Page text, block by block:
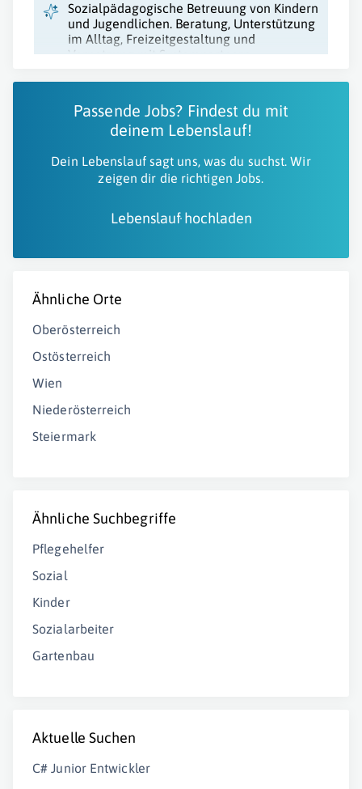
Sozialpädagogische Betreuung von Kindern
und Jugendlichen. Beratung, Unterstützung
im Alltag, Freizeitgestaltung und
Vernetzung mit Systempartnern.
Passende Jobs? Findest du mit
deinem Lebenslauf!
Dein Lebenslauf sagt uns, was du suchst. Wir
zeigen dir die richtigen Jobs.
Lebenslauf hochladen
Ähnliche Orte
Oberösterreich
Ostösterreich
Wien
Niederösterreich
Steiermark
Ähnliche Suchbegriffe
Pflegehelfer
Sozial
Kinder
Sozialarbeiter
Gartenbau
Aktuelle Suchen
C# Junior Entwickler